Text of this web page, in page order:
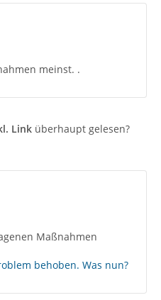
meinst. .
Link überhaupt gelesen?
Maßnahmen
behoben. Was nun?